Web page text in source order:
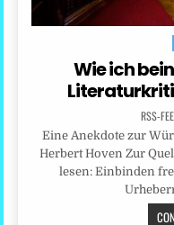
Wie ich
RSS-
Eine Anekdote zur
Herbert Hoven Zur
lesen: Einbinden